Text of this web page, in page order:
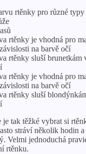
rtěnky pro různé
rtěnky je vhodná pro
na barvě očí
rtěnky sluší brunetkám
rtěnky je vhodná pro
na barvě očí
rtěnky sluší
je tak těžké vybrat si
stráví několik hodin a
Velmi jednoduchá
rtěnku.